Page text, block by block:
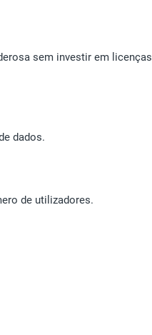
sem investir em licenças
dados.
de utilizadores.